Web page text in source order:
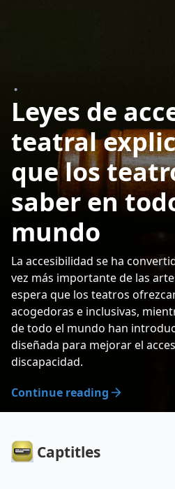
•
Leyes de
teatral
que los
saber en
mundo
La accesibilidad se ha
vez más importante de las
espera que los teatros
acogedoras e inclusivas,
de todo el mundo han
diseñada para mejorar el
discapacidad.
Continue reading
Captitles